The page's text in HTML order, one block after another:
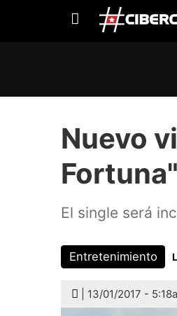
Nuevo
El single será
Entretenimiento
| 13/01/2017 -